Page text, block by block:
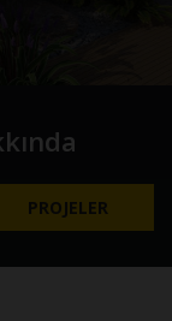
PROJELER